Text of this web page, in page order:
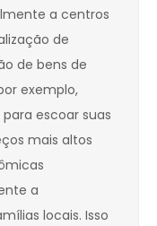
a centros
de
de bens de
exemplo,
escoar suas
mais altos
a
locais. Isso